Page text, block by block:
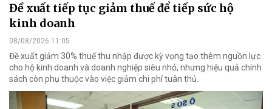
Đề xuất tiếp tục giảm thuế để tiếp sức hộ
kinh doanh
08/08/2026 11:05
Đề xuất giảm 30% thuế thu nhập được kỳ vọng tạo thêm nguồn lực
cho hộ kinh doanh và doanh nghiệp siêu nhỏ, nhưng hiệu quả chính
sách còn phụ thuộc vào việc giảm chi phí tuân thủ.